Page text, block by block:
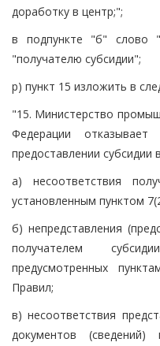
доработку в центр;";
в подпункте "б" слово
"получателю субсидии";
р) пункт 15 изложить в
"15. Министерство
Федерации
предоставлении субсидии
а) несоответствия
установленным пунктом
б) непредставления
получателем
предусмотренных
Правил;
в) несоответствия
документов (сведений)